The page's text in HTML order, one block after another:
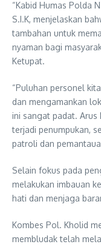
“Kabid Humas Polda
S.I.K, menjelaskan
tambahan untuk
nyaman bagi
Ketupat.
“Puluhan personel
dan mengamankan
ini sangat padat.
terjadi penumpukan,
patroli dan
Selain fokus pada
melakukan imbauan
hati dan menjaga
Kombes Pol. Kholid
membludak telah